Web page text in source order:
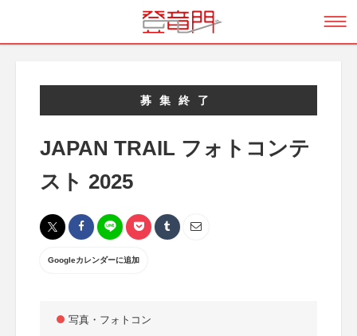
募集終了
JAPAN TRAIL フォトコンテ
スト 2025
Googleカレンダーに追加
写真・フォトコン